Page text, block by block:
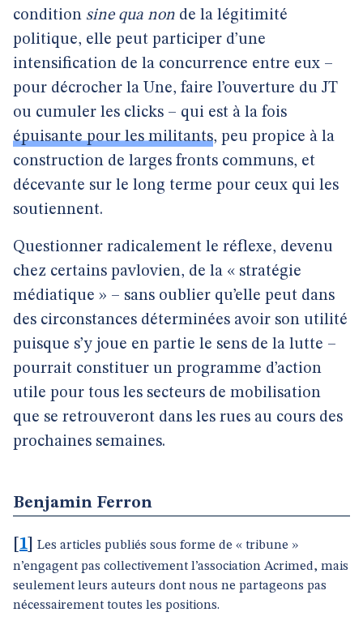
condition sine qua non de la légitimité
politique, elle peut participer d’une
intensification de la concurrence entre eux –
pour décrocher la Une, faire l’ouverture du JT
ou cumuler les clicks – qui est à la fois
épuisante pour les militants, peu propice à la
construction de larges fronts communs, et
décevante sur le long terme pour ceux qui les
soutiennent.
Questionner radicalement le réflexe, devenu
chez certains pavlovien, de la « stratégie
médiatique » – sans oublier qu’elle peut dans
des circonstances déterminées avoir son utilité
puisque s’y joue en partie le sens de la lutte –
pourrait constituer un programme d’action
utile pour tous les secteurs de mobilisation
que se retrouveront dans les rues au cours des
prochaines semaines.
Benjamin Ferron
1
Les articles publiés sous forme de « tribune »
n’engagent pas collectivement l’association Acrimed, mais
seulement leurs auteurs dont nous ne partageons pas
nécessairement toutes les positions.